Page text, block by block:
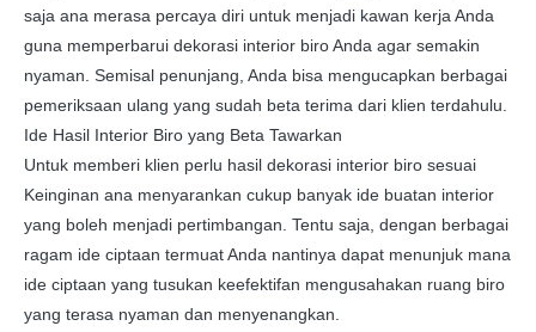
saja ana merasa percaya diri untuk menjadi kawan kerja Anda
guna memperbarui dekorasi interior biro Anda agar semakin
nyaman. Semisal penunjang, Anda bisa mengucapkan berbagai
pemeriksaan ulang yang sudah beta terima dari klien terdahulu.
Ide Hasil Interior Biro yang Beta Tawarkan
Untuk memberi klien perlu hasil dekorasi interior biro sesuai
Keinginan ana menyarankan cukup banyak ide buatan interior
yang boleh menjadi pertimbangan. Tentu saja, dengan berbagai
ragam ide ciptaan termuat Anda nantinya dapat menunjuk mana
ide ciptaan yang tusukan keefektifan mengusahakan ruang biro
yang terasa nyaman dan menyenangkan.